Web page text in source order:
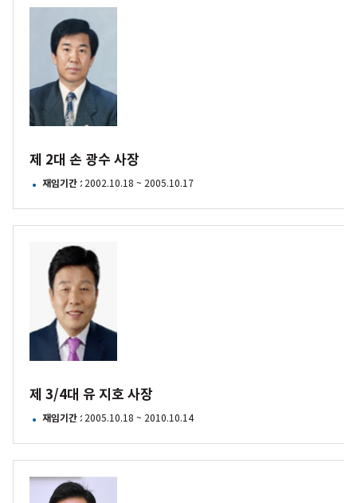
사장
제 2대 손 광수 사장
재임기간: 2002.10.18 ~ 2005.10.17
3/4대
사장
제 3/4대 유 지호 사장
재임기간: 2005.10.18 ~ 2010.10.14
제